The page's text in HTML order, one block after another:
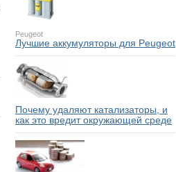
Peugeot
Лучшие аккумуляторы для Peugeot
Почему удаляют катализаторы, и
как это вредит окружающей среде